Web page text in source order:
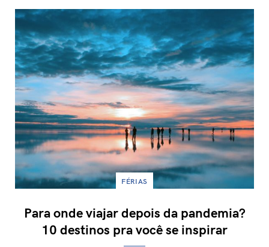
FÉRIAS
Para onde viajar depois da pandemia?
10 destinos pra você se inspirar